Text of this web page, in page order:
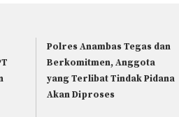
Polres Anambas Tegas dan
Berkomitmen, Anggota
yang Terlibat Tindak Pidana
Akan Diproses